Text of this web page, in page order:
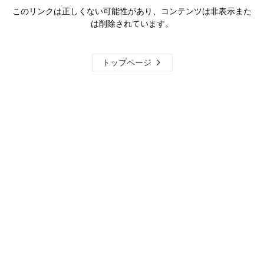
このリンクは正しくない可能性があり、コンテンツは非表示また
は削除されています。
トップページ